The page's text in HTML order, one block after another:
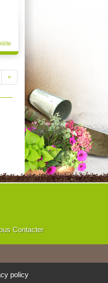
»
Contacter
policy